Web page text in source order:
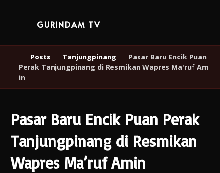
GURINDAM TV
Posts Tanjungpinang
Pasar Baru Encik Puan
Perak Tanjungpinang di Resmikan Wapres Ma'ruf Am
in
Pasar Baru Encik Puan Perak
Tanjungpinang di Resmikan
Wapres Ma’ruf Amin